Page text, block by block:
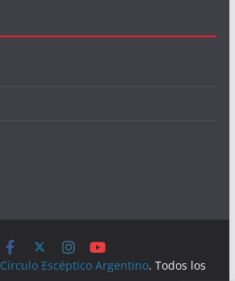
Círculo Escéptico Argentino. Todos los